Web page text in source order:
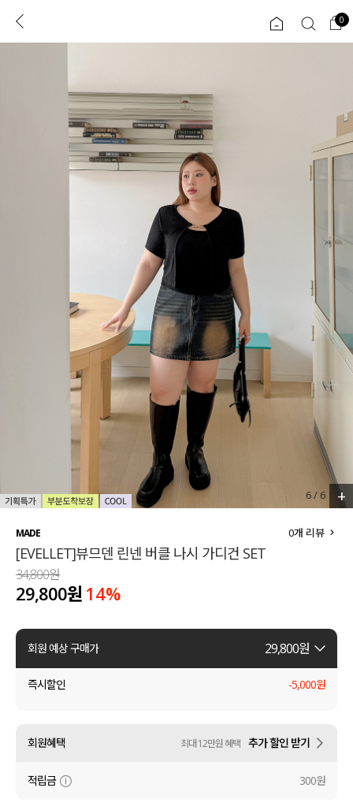
로그인 0
리뷰 & 혜택 플러스핏 입
CATEGORY
세트할인 ~30%
티셔츠
팬츠
셔츠
원피스
수영복
아우터
ALL
익스클루시브
티셔츠
니트
블라우스
원피스
팬츠
스커트
언더웨어
0
6/ 6 +
MADE
[EVELLET]뷰므덴 린넨 버클 나시 가디건 SET
0개 리뷰
34,800원
29,800원 14%
회원 예상 구매가 29,800원
즉시할인 -5,000원
회원혜택 최대 12만원 혜택 추가 할인 받기
적립금 300원